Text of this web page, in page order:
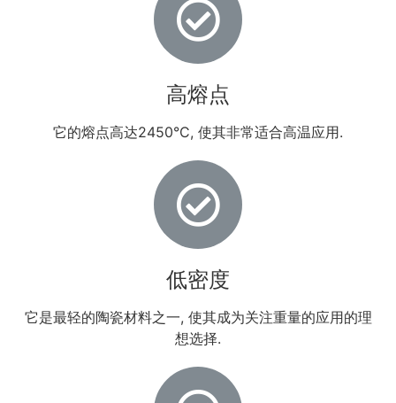
高熔点
它的熔点高达2450°C, 使其非常适合高温应用.
低密度
它是最轻的陶瓷材料之一, 使其成为关注重量的应用的理
想选择.